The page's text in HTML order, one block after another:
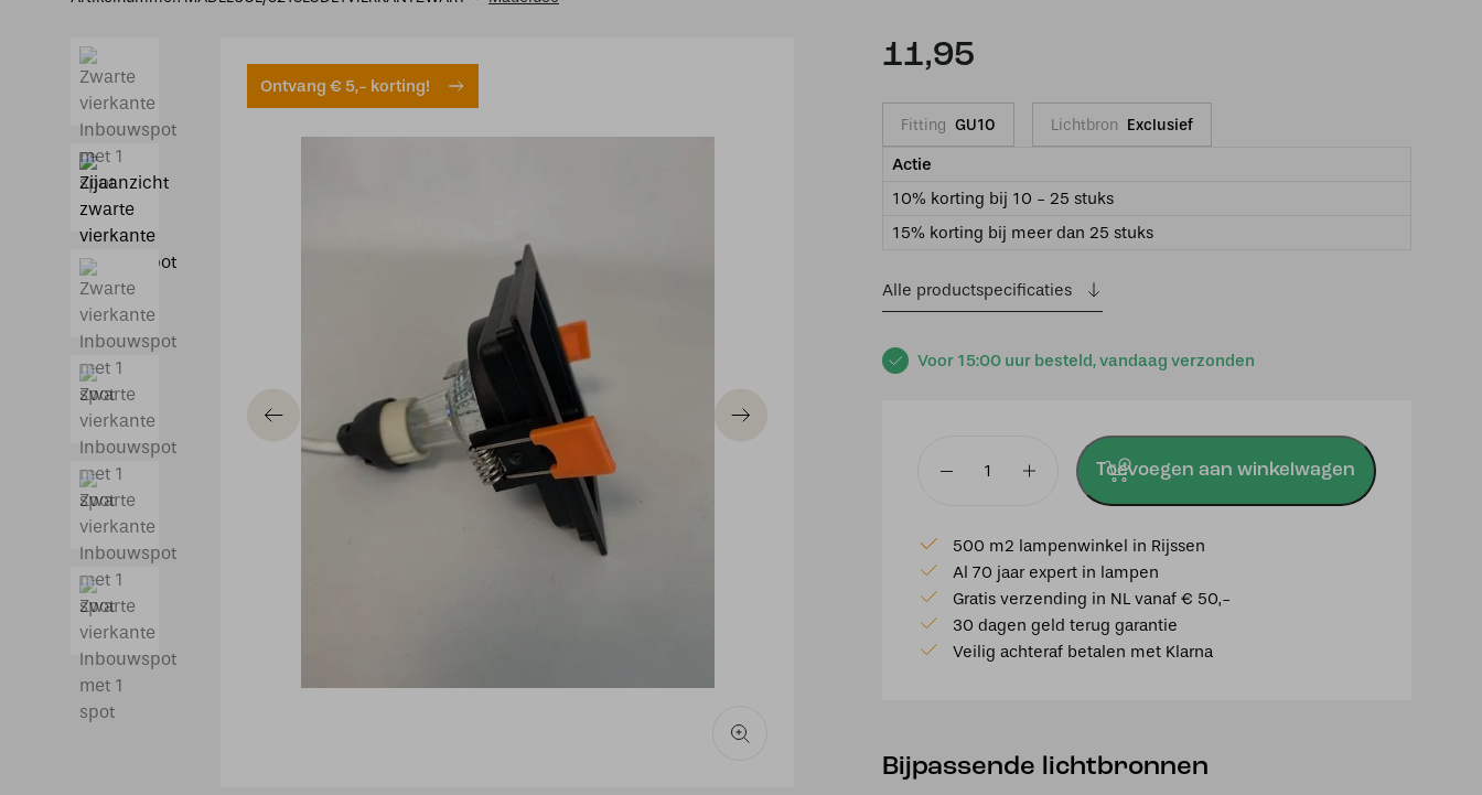
Ontvang € 5,- korting!
Voor 15:00 uur besteld, vandaag verzonden
11,95
Fitting GU10 Lichtbron Exclusief
Alle productspecificaties
Inbouwspot
vierkant
zwart
aantal
Toevoegen aan winkelwagen
500 m2 lampenwinkel in Rijssen
Al 70 jaar expert in lampen
Gratis verzending in NL vanaf € 50,-
30 dagen geld terug garantie
Veilig achteraf betalen met Klarna
Actie
10% korting bij 10 - 25 stuks
15% korting bij meer dan 25 stuks
Bijpassende lichtbronnen